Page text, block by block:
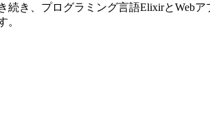
き、プログラミング言語ElixirとWeb
。